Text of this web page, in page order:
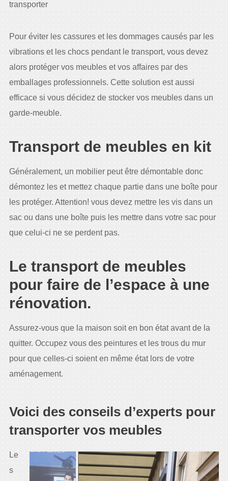
transporter
Pour éviter les cassures et les dommages causés par les
vibrations et les chocs pendant le transport, vous devez
alors protéger vos meubles et vos affaires par des
emballages professionnels. Cette solution est aussi
efficace si vous décidez de stocker vos meubles dans un
garde-meuble.
Transport de meubles en kit
Généralement, un mobilier peut être démontable donc
démontez les et mettez chaque partie dans une boîte pour
les protéger. Attention! vous devez mettre les vis dans un
sac ou dans une boîte puis les mettre dans votre sac pour
que celui-ci ne se perdent pas.
Le transport de meubles
pour faire de l’espace à une
rénovation.
Assurez-vous que la maison soit en bon état avant de la
quitter. Occupez vous des peintures et les trous du mur
pour que celles-ci soient en même état lors de votre
aménagement.
Voici des conseils d’experts pour
transporter vos meubles
Le
s